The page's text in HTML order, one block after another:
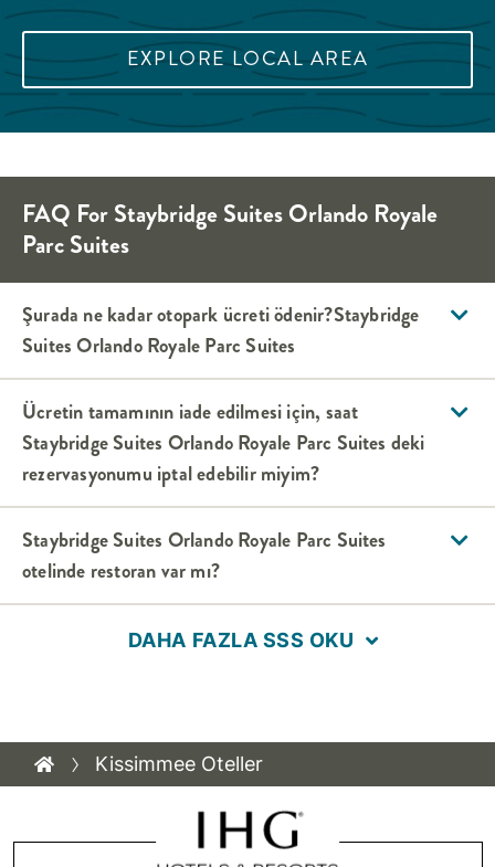
EXPLORE LOCAL AREA
FAQ ForStaybridge SuitesOrlando Royale
Parc Suites
Şurada ne kadar otopark ücreti ödenir?Staybridge
Suites Orlando Royale Parc Suites
Ücretin tamamının iade edilmesi için, saat
Staybridge Suites Orlando Royale Parc Suites deki
rezervasyonumu iptal edebilir miyim?
Staybridge Suites Orlando Royale Parc Suites
otelinde restoran var mı?
DAHA FAZLA SSS OKU
Kissimmee Oteller